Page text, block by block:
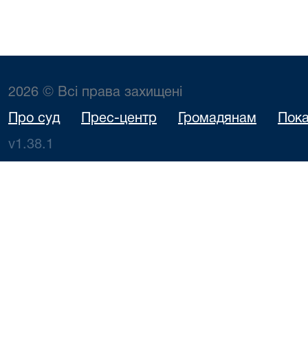
2026 © Всі права захищені
Про суд Прес-центр Громадянам
v1.38.1